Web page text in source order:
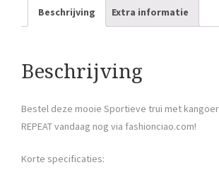
Beschrijving Extra informatie
Beschrijving
Bestel deze mooie Sportieve trui met
REPEAT vandaag nog via fashionciao.com!
Korte specificaties: